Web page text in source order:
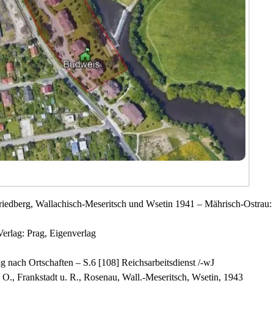
Wallachisch-Meseritsch und Wsetin 1941 – Mährisch-Ostrau:
Prag, Eigenverlag
Ortschaften – S.6 [108] Reichsarbeitsdienst /-wJ
Frankstadt u. R., Rosenau, Wall.-Meseritsch, Wsetin, 1943